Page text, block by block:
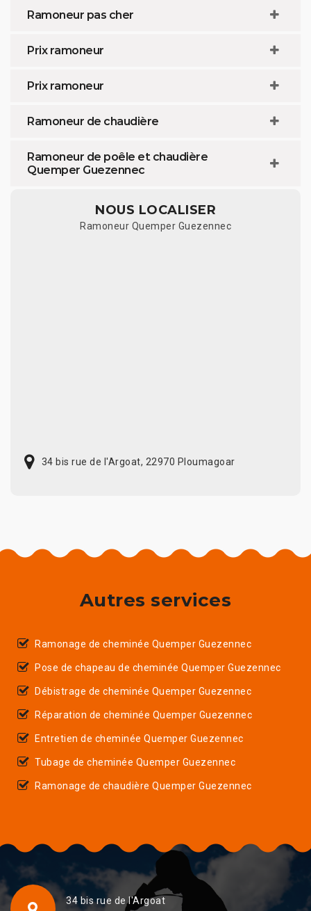
Ramoneur pas cher
Prix ramoneur
Prix ramoneur
Ramoneur de chaudière
Ramoneur de poêle et chaudière
Quemper Guezennec
NOUS LOCALISER
Ramoneur Quemper Guezennec
34 bis rue de l'Argoat, 22970 Ploumagoar
Autres services
Ramonage de cheminée Quemper Guezennec
Pose de chapeau de cheminée Quemper Guezennec
Débistrage de cheminée Quemper Guezennec
Réparation de cheminée Quemper Guezennec
Entretien de cheminée Quemper Guezennec
Tubage de cheminée Quemper Guezennec
Ramonage de chaudière Quemper Guezennec
34 bis rue de l'Argoat